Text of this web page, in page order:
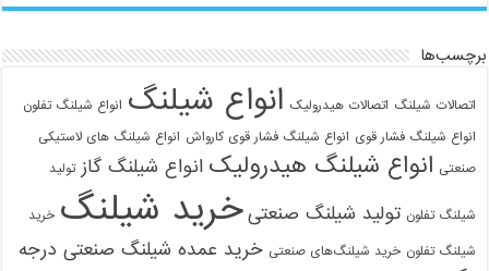
برچسب‌ها
اتصالات شیلنگ اتصالات هیدرولیک انواع شیلنگ انواع شیلنگ تفلون
انواع شیلنگ فشار قوی انواع شیلنگ فشار قوی کارواش انواع شیلنگ های لاستیکی
صنعتی انواع شیلنگ هیدرولیک انواع شیلنگ گاز تولید
شیلنگ تفلون تولید شیلنگ صنعتی خرید شیلنگ خرید
شیلنگ تفلون خرید شیلنگ‌های صنعتی خرید عمده شیلنگ صنعتی درجه